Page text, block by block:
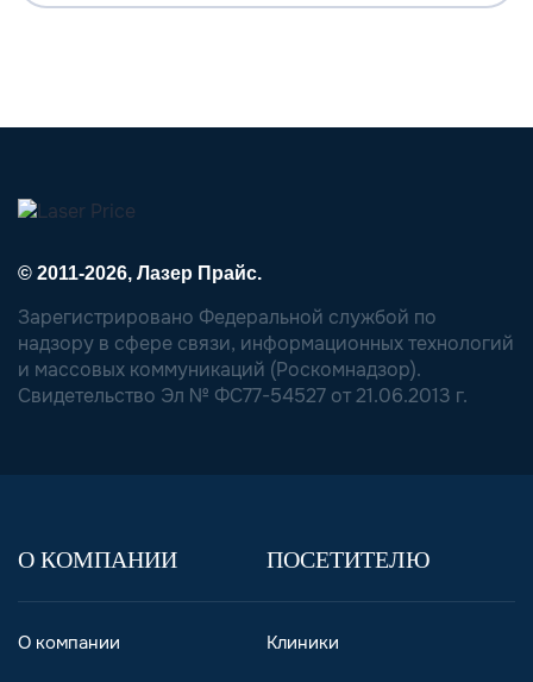
© 2011-2026, Лазер Прайс.
Зарегистрировано Федеральной службой по
надзору в сфере связи, информационных технологий
и массовых коммуникаций (Роскомнадзор).
Свидетельство Эл № ФС77-54527 от 21.06.2013 г.
О КОМПАНИИ
О компании
ПОСЕТИТЕЛЮ
Клиники